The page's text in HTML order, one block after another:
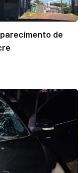
de